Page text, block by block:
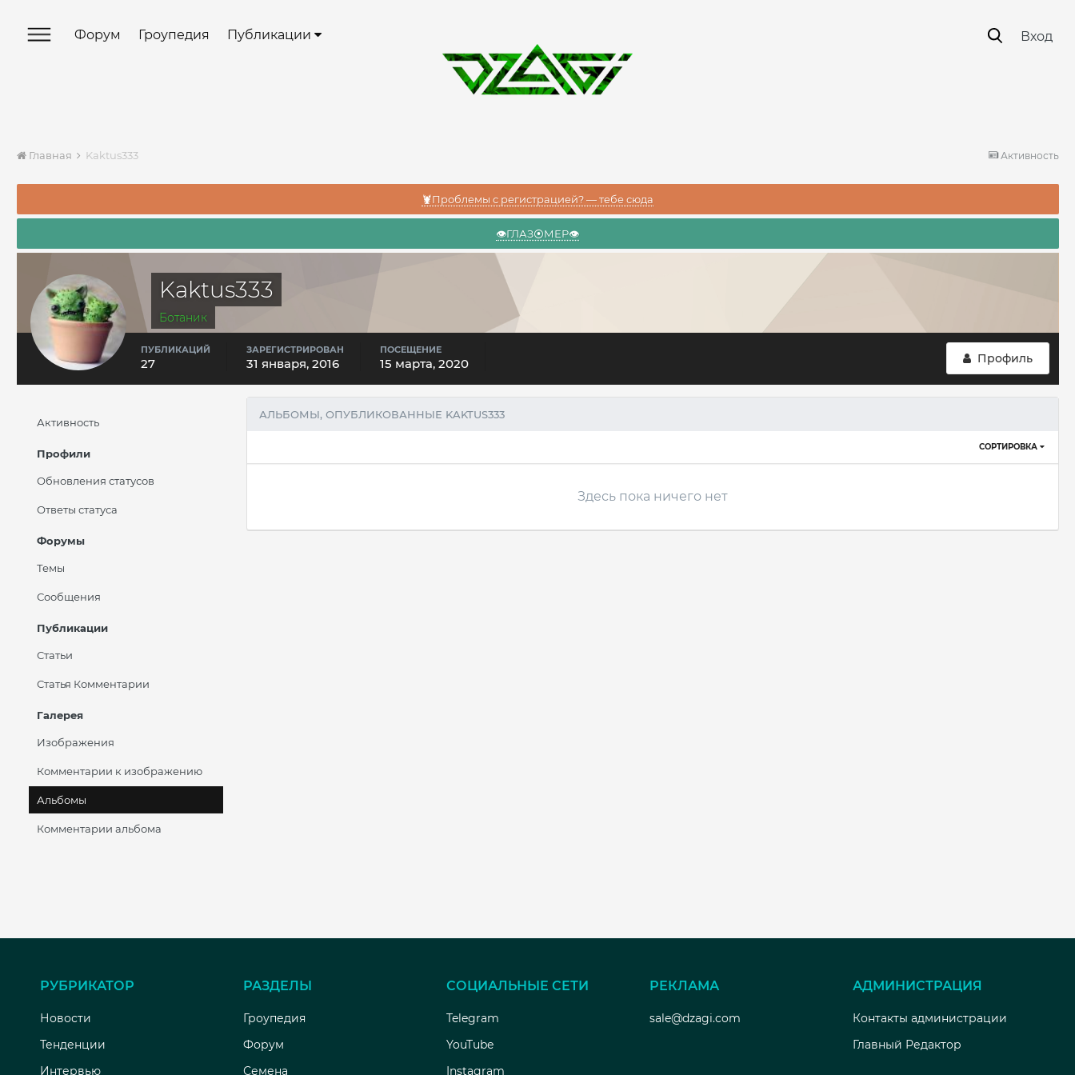
Форум Гроупедия Публикации Вход
Активность
Главная Kaktus333
🦞Проблемы с регистрацией? — тебе сюда
👁️ГЛАЗ⦿МЕР👁️
Kaktus333
Ботаник
Профиль
ПУБЛИКАЦИЙ
27
ЗАРЕГИСТРИРОВАН
31 января, 2016
ПОСЕЩЕНИЕ
15 марта, 2020
Активность
Профили
Обновления статусов
Ответы статуса
Форумы
Темы
Сообщения
Публикации
Статьи
Статья Комментарии
Галерея
Изображения
Комментарии к изображению
Альбомы
Комментарии альбома
АЛЬБОМЫ, ОПУБЛИКОВАННЫЕ KAKTUS333
СОРТИРОВКА
Здесь пока ничего нет
РУБРИКАТОР
Новости
Тенденции
Интервью
РАЗДЕЛЫ
Гроупедия
Форум
Семена
СОЦИАЛЬНЫЕ СЕТИ
Telegram
YouTube
Instagram
РЕКЛАМА
sale@dzagi.com
АДМИНИСТРАЦИЯ
Контакты администрации
Главный Редактор